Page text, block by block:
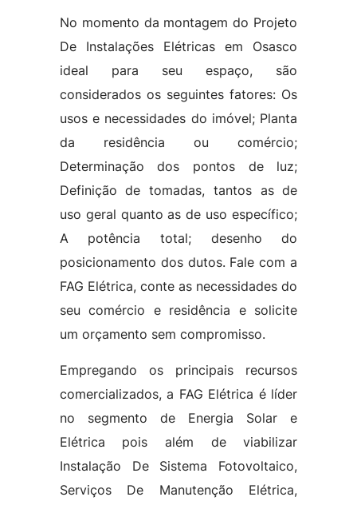
No momento da montagem do Projeto
De Instalações Elétricas em Osasco
ideal para seu espaço, são
considerados os seguintes fatores: Os
usos e necessidades do imóvel; Planta
da residência ou comércio;
Determinação dos pontos de luz;
Definição de tomadas, tantos as de
uso geral quanto as de uso específico;
A potência total; desenho do
posicionamento dos dutos. Fale com a
FAG Elétrica, conte as necessidades do
seu comércio e residência e solicite
um orçamento sem compromisso.
Empregando os principais recursos
comercializados, a FAG Elétrica é líder
no segmento de Energia Solar e
Elétrica pois além de viabilizar
Instalação De Sistema Fotovoltaico,
Serviços De Manutenção Elétrica,